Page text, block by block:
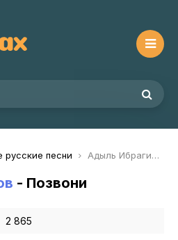
песни Адыль Ибрагимов - Позвони
- Позвони
2 865